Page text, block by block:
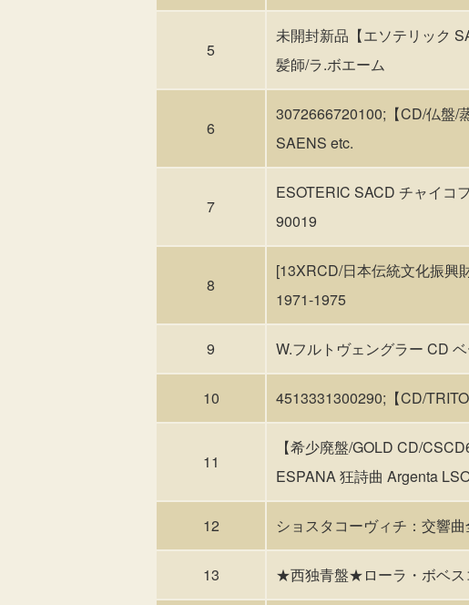
5
未開封新品【エソテリック
髪師/ラ.ボエーム
6
3072666720100;【CD/仏盤/
SAENS etc.
7
ESOTERIC SACD チャイコ
90019
8
[13XRCD/日本伝統文化振興
1971-1975
9 W.フルトヴェングラー CD
10 4513331300290;【CD/
11
【希少廃盤/GOLD CD/
ESPANA 狂詩曲 Argenta
12 ショスタコーヴィチ：交響
13 ★西独青盤★ローラ・ボベス